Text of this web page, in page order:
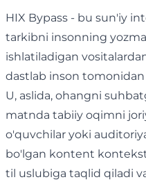
HIX Bypass - bu sun'iy
tarkibni insonning
ishlatiladigan
dastlab inson
U, aslida, ohangni
matnda tabiiy oqimni
o'quvchilar yoki
bo'lgan kontent
til uslubiga taqlid qiladi